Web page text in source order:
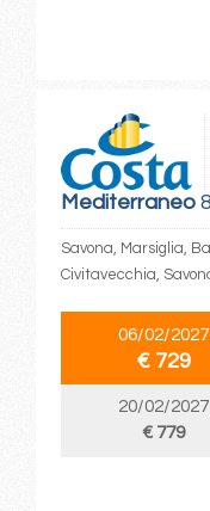
Mediterraneo
Savona, Marsiglia,
Civitavecchia,
06/02/2027
€ 729
20/02/2027
€ 779